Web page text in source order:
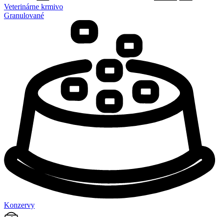
Veterinárne krmivo
Granulované
Konzervy